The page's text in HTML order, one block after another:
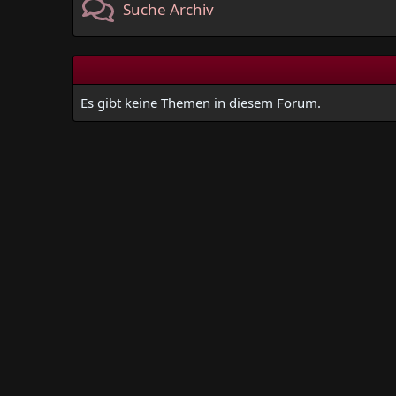
Suche Archiv
Es gibt keine Themen in diesem Forum.